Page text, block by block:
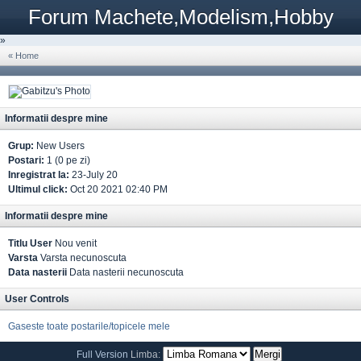
Forum Machete,Modelism,Hobby
»
« Home
Informatii despre mine
Grup: New Users
Postari: 1 (0 pe zi)
Inregistrat la: 23-July 20
Ultimul click: Oct 20 2021 02:40 PM
Informatii despre mine
Titlu User Nou venit
Varsta Varsta necunoscuta
Data nasterii Data nasterii necunoscuta
User Controls
Gaseste toate postarile/topicele mele
Full Version Limba: